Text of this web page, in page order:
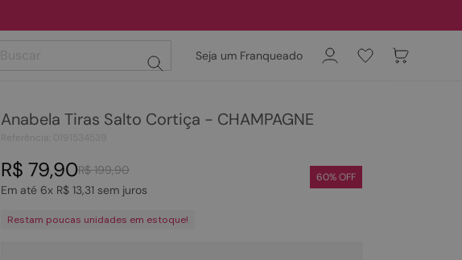
Seja um Franqueado
Anabela Tiras Salto Cortiça - CHAMPAGNE
R$ 199,90
R$ 79,90
Em até 6x R$ 13,31sem juros
60% OFF
Restam poucas unidades em estoque!